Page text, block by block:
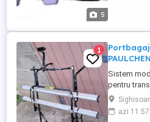
5
1
PAULCHEN
Sistem
pentru
fără a
tip de
Plus, este
azi 11:57